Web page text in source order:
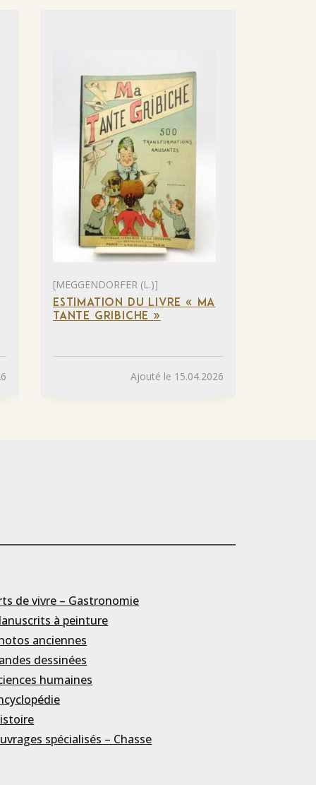
[MEGGENDORFER (L.)]
ESTIMATION DU LIVRE « MA
TANTE GRIBICHE »
Ajouté le 15.04.2026
de vivre – Gastronomie
à peinture
anciennes
dessinées
humaines
spécialisés – Chasse